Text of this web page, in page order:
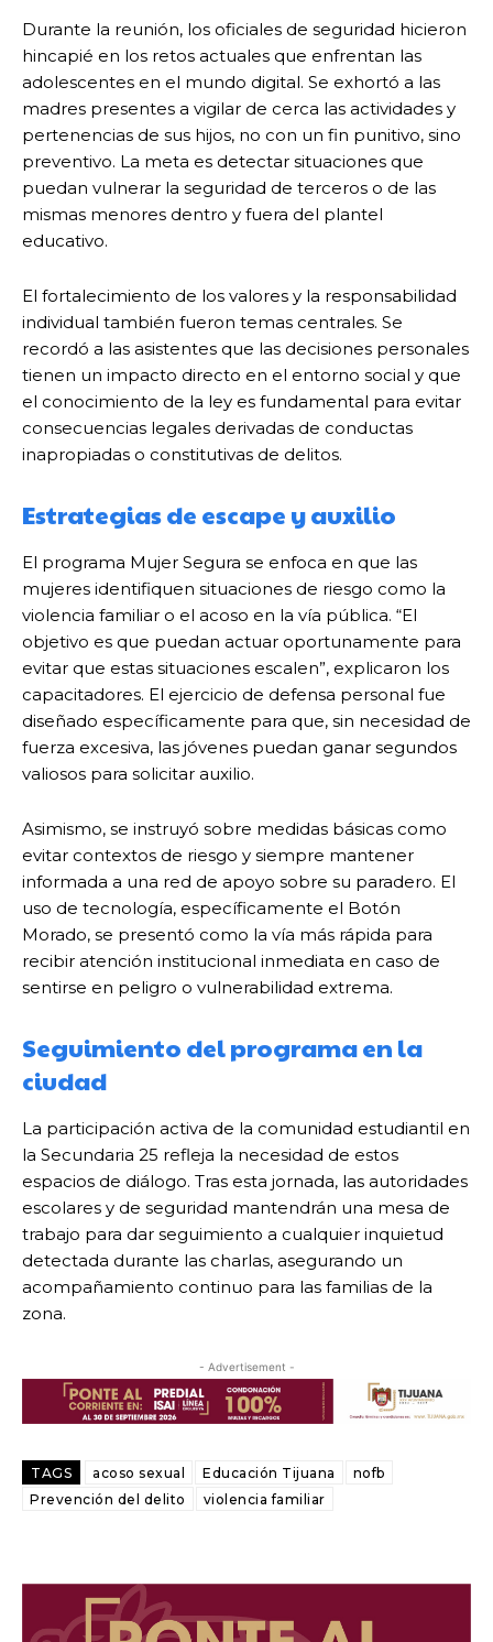
Durante la reunión, los oficiales de seguridad hicieron
hincapié en los retos actuales que enfrentan las
adolescentes en el mundo digital. Se exhortó a las
madres presentes a vigilar de cerca las actividades y
pertenencias de sus hijos, no con un fin punitivo, sino
preventivo. La meta es detectar situaciones que
puedan vulnerar la seguridad de terceros o de las
mismas menores dentro y fuera del plantel
educativo.
El fortalecimiento de los valores y la responsabilidad
individual también fueron temas centrales. Se
recordó a las asistentes que las decisiones personales
tienen un impacto directo en el entorno social y que
el conocimiento de la ley es fundamental para evitar
consecuencias legales derivadas de conductas
inapropiadas o constitutivas de delitos.
Estrategias de escape y auxilio
El programa Mujer Segura se enfoca en que las
mujeres identifiquen situaciones de riesgo como la
violencia familiar o el acoso en la vía pública. “El
objetivo es que puedan actuar oportunamente para
evitar que estas situaciones escalen”, explicaron los
capacitadores. El ejercicio de defensa personal fue
diseñado específicamente para que, sin necesidad de
fuerza excesiva, las jóvenes puedan ganar segundos
valiosos para solicitar auxilio.
Asimismo, se instruyó sobre medidas básicas como
evitar contextos de riesgo y siempre mantener
informada a una red de apoyo sobre su paradero. El
uso de tecnología, específicamente el Botón
Morado, se presentó como la vía más rápida para
recibir atención institucional inmediata en caso de
sentirse en peligro o vulnerabilidad extrema.
Seguimiento del programa en la
ciudad
La participación activa de la comunidad estudiantil en
la Secundaria 25 refleja la necesidad de estos
espacios de diálogo. Tras esta jornada, las autoridades
escolares y de seguridad mantendrán una mesa de
trabajo para dar seguimiento a cualquier inquietud
detectada durante las charlas, asegurando un
acompañamiento continuo para las familias de la
zona.
- Advertisement -
TAGS acoso sexual Educación Tijuana
nofb
Prevención del delito
violencia familiar